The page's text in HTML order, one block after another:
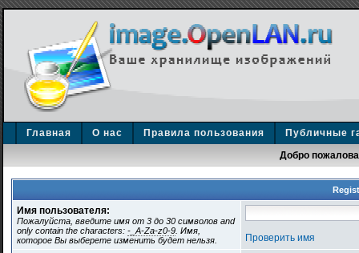
Главная О нас Правила пользования
Публичные
Добро
Имя пользователя:
Пожалуйста, введите имя от 3 до 30 символов and
only contain the characters: -_A-Za-z0-9 . Имя,
которое Вы выберете изменить будет нельзя.
Проверить имя